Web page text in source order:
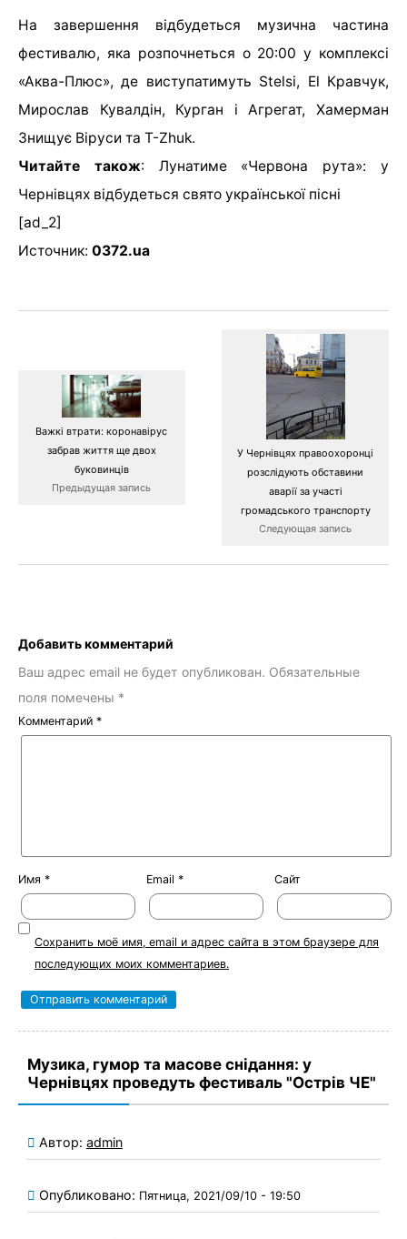
На завершення відбудеться музична частина
фестивалю, яка розпочнеться о 20:00 у комплексі
«Аква-Плюс», де виступатимуть Stelsi, El Кравчук,
Мирослав Кувалдін, Курган і Агрегат, Хамерман
Знищує Віруси та T-Zhuk.
Читайте також: Лунатиме «Червона рута»: у
Чернівцях відбудеться свято української пісні
[ad_2]
Источник: 0372.ua
Важкі втрати: коронавірус
забрав життя ще двох
буковинців
Предыдущая запись
У Чернівцях правоохоронці
розслідують обставини
аварії за участі
громадського транспорту
Следующая запись
Добавить комментарий
Ваш адрес email не будет опубликован. Обязательные
поля помечены *
Комментарий *
Имя * Email * Сайт
Сохранить моё имя, email и адрес сайта в этом браузере для
последующих моих комментариев.
Музика, гумор та масове снідання: у
Чернівцях проведуть фестиваль "Острів ЧЕ"
Автор: admin
Опубликовано: Пятница, 2021/09/10 - 19:50